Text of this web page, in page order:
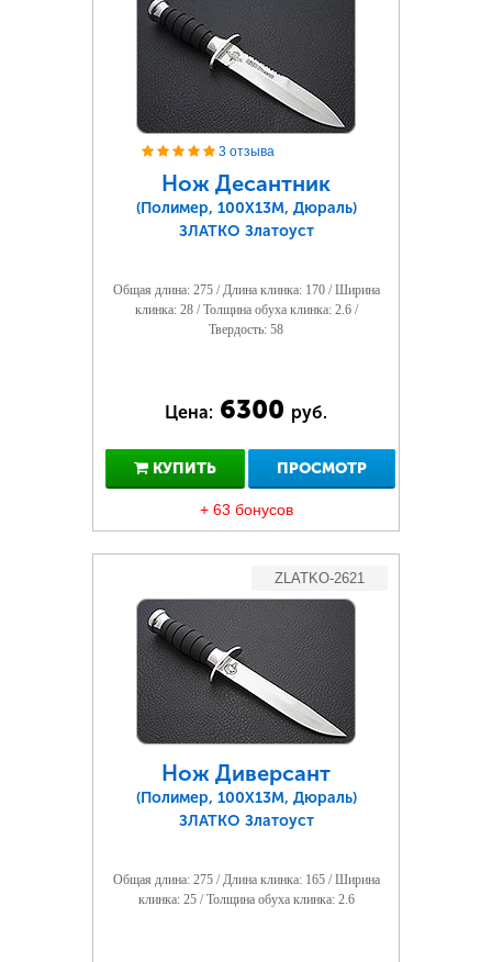
3 отзыва
Нож Десантник
(Полимер, 100Х13М, Дюраль)
ЗЛАТКО Златоуст
Общая длина: 275 / Длина клинка: 170 / Ширина
клинка: 28 / Толщина обуха клинка: 2.6 /
Твердость: 58
Цена: 6300 руб.
КУПИТЬ ПРОСМОТР
+ 63 бонусов
ZLATKO-2621
Нож Диверсант
(Полимер, 100Х13М, Дюраль)
ЗЛАТКО Златоуст
Общая длина: 275 / Длина клинка: 165 / Ширина
клинка: 25 / Толщина обуха клинка: 2.6